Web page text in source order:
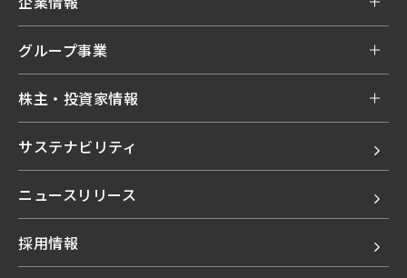
グループ事業
株主・投資家情報
サステナビリティ
ニュースリリース
採用情報